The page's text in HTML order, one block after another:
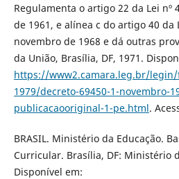
Regulamenta o artigo 22 da Lei nº
de 1961, e alínea c do artigo 40 da
novembro de 1968 e dá outras
da União, Brasília, DF, 1971.
https://www2.camara.leg.br/
1979/decreto-69450-1-novembro-
publicacaooriginal-1-pe.html.
BRASIL. Ministério da Educação.
Curricular. Brasília, DF: Ministério
Disponível em: